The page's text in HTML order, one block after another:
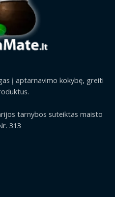
į aptarnavimo kokybę, greiti
tarnybos suteiktas maisto
313